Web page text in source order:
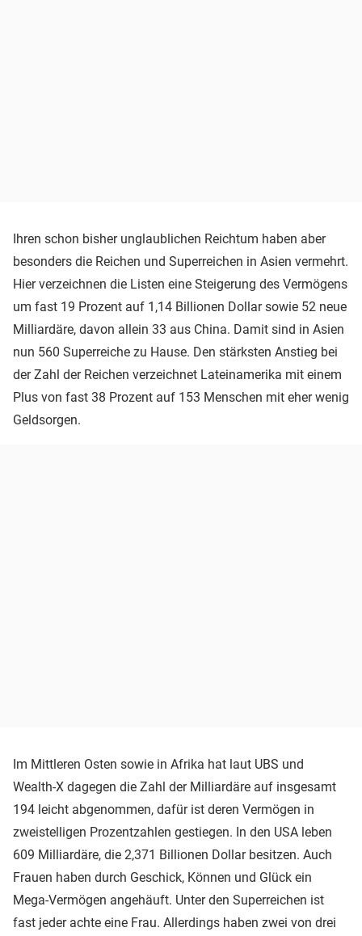
Ihren schon bisher unglaublichen Reichtum haben aber
besonders die Reichen und Superreichen in Asien vermehrt.
Hier verzeichnen die Listen eine Steigerung des Vermögens
um fast 19 Prozent auf 1,14 Billionen Dollar sowie 52 neue
Milliardäre, davon allein 33 aus China. Damit sind in Asien
nun 560 Superreiche zu Hause. Den stärksten Anstieg bei
der Zahl der Reichen verzeichnet Lateinamerika mit einem
Plus von fast 38 Prozent auf 153 Menschen mit eher wenig
Geldsorgen.
Im Mittleren Osten sowie in Afrika hat laut UBS und
Wealth-X dagegen die Zahl der Milliardäre auf insgesamt
194 leicht abgenommen, dafür ist deren Vermögen in
zweistelligen Prozentzahlen gestiegen. In den USA leben
609 Milliardäre, die 2,371 Billionen Dollar besitzen. Auch
Frauen haben durch Geschick, Können und Glück ein
Mega-Vermögen angehäuft. Unter den Superreichen ist
fast jeder achte eine Frau. Allerdings haben zwei von drei